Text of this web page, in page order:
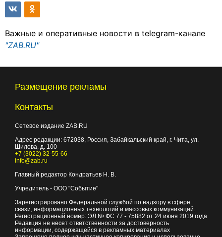
Важные и оперативные новости в telegram-канале
"ZAB.RU"
Размещение рекламы
Контакты
Сетевое издание ZAB.RU
Адрес редакции: 672038, Россия, Забайкальский край, г. Чита, ул.
Шилова, д. 100
+7 (3022) 32-55-66
info@zab.ru
Главный редактор Кондратьев Н. В.
Учредитель - ООО "Событие"
Зарегистрировано Федеральной службой по надзору в сфере
связи, информационных технологий и массовых коммуникаций.
Регистрационный номер: ЭЛ № ФС 77 - 75882 от 24 июня 2019 года
Редакция не несет ответственности за достоверность
информации, содержащейся в рекламных материалах